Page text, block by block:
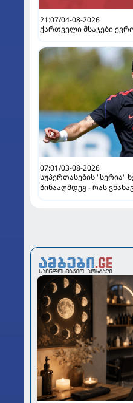
21:07/04-08-2026
ქართველი მსაჯები
07:01/03-08-2026
სუპერთასების "სერია" ხვიჩას და
წინააღმდეგ - რას